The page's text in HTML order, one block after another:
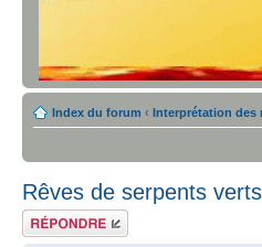
Index du forum ‹ Interprétation des
Rêves de serpents
Répondre